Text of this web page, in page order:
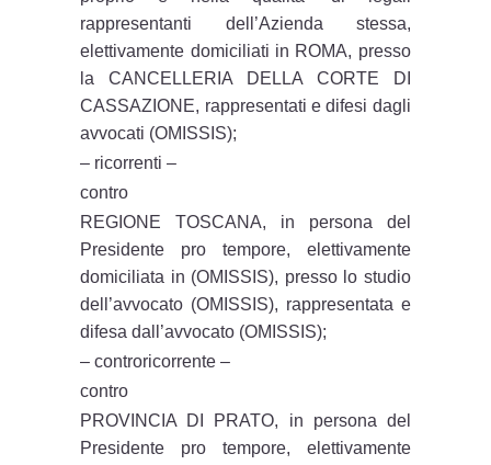
rappresentanti dell’Azienda stessa,
elettivamente domiciliati in ROMA, presso
la CANCELLERIA DELLA CORTE DI
CASSAZIONE, rappresentati e difesi dagli
avvocati (OMISSIS);
– ricorrenti –
contro
REGIONE TOSCANA, in persona del
Presidente pro tempore, elettivamente
domiciliata in (OMISSIS), presso lo studio
dell’avvocato (OMISSIS), rappresentata e
difesa dall’avvocato (OMISSIS);
– controricorrente –
contro
PROVINCIA DI PRATO, in persona del
Presidente pro tempore, elettivamente